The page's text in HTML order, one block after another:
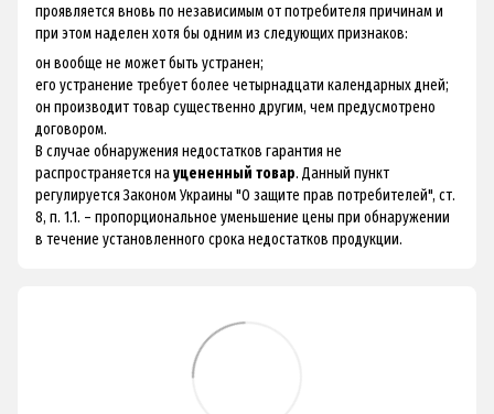
проявляется вновь по независимым от потребителя причинам и
при этом наделен хотя бы одним из следующих признаков:
он вообще не может быть устранен;
его устранение требует более четырнадцати календарных дней;
он производит товар существенно другим, чем предусмотрено
договором.
В случае обнаружения недостатков гарантия не
распространяется науцененный товар. Данный пункт
регулируется Законом Украины "О защите прав потребителей", ст.
8, п. 1.1. – пропорциональное уменьшение цены при обнаружении
в течение установленного срока недостатков продукции.